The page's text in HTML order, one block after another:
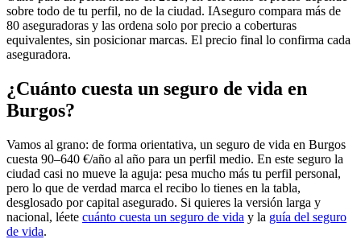
sobre todo de tu perfil, no de la ciudad. IAseguro compara más de
80 aseguradoras y las ordena solo por precio a coberturas
equivalentes, sin posicionar marcas. El precio final lo confirma cada
aseguradora.
¿Cuánto cuesta un seguro de vida en
Burgos?
Vamos al grano: de forma orientativa, un seguro de vida en Burgos
cuesta 90–640 €/año al año para un perfil medio. En este seguro la
ciudad casi no mueve la aguja: pesa mucho más tu perfil personal,
pero lo que de verdad marca el recibo lo tienes en la tabla,
desglosado por capital asegurado. Si quieres la versión larga y
nacional, léete cuánto cuesta un seguro de vida y la guía del seguro
de vida.